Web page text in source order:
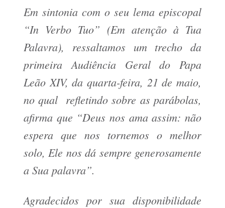
Em sintonia com o seu lema episcopal
“In Verbo Tuo” (Em atenção à Tua
Palavra), ressaltamos um trecho da
primeira Audiência Geral do Papa
Leão XIV, da quarta-feira, 21 de maio,
no qual refletindo sobre as parábolas,
afirma que “Deus nos ama assim: não
espera que nos tornemos o melhor
solo, Ele nos dá sempre generosamente
a Sua palavra”.
Agradecidos por sua disponibilidade